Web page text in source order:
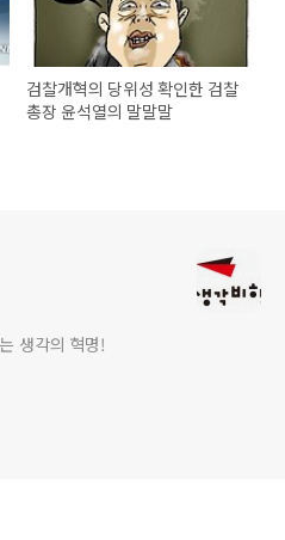
검찰개혁의 당위성 확인한 검찰
총장 윤석열의 말말말
생각의 혁명!